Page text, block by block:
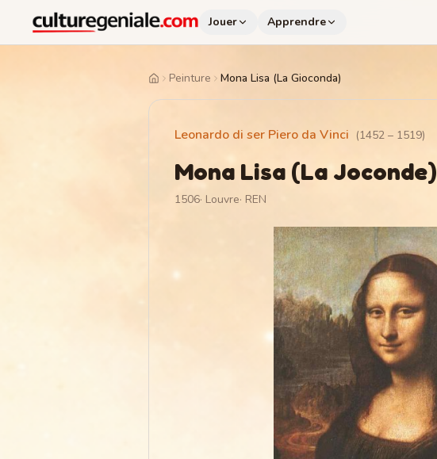
Jouer Apprendre
HomePeinture Mona Lisa (La Gioconda)
Leonardo di ser Piero da Vinci (1452– 1519)
Mona Lisa (La Joconde)
1506· Louvre· REN